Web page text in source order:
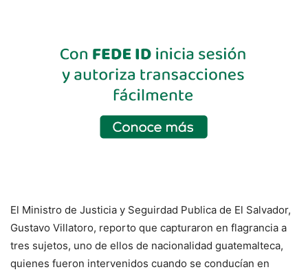
El Ministro de Justicia y Seguirdad Publica de El Salvador,
Gustavo Villatoro, reporto que capturaron en flagrancia a
tres sujetos, uno de ellos de nacionalidad guatemalteca,
quienes fueron intervenidos cuando se conducían en